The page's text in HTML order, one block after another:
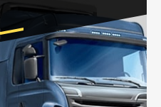
Еврофура от 5 до
тонн
руб.